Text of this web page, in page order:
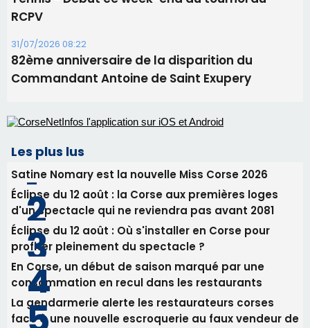
Satine Nomary est la nouvelle Miss Corse 2026
d'un spectacle qui ne reviendra pas avant 2081
Éclipse du 12 août : Où s'installer en Corse pour
profiter pleinement du spectacle ?
consommation en recul dans les restaurants
face à une nouvelle escroquerie au faux vendeur de
vin
Newsletter
Inscrivez-vous à la newsletter de CNI et recevez par
email les infos les plus importantes et une sélection de
nos meilleurs articles